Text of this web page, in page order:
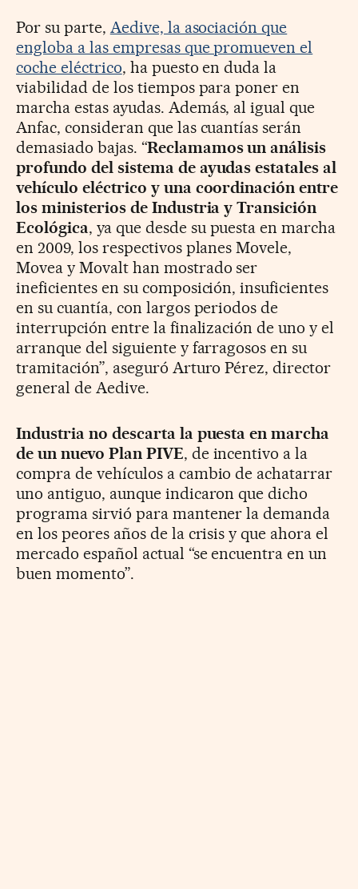
Por su parte, Aedive, la asociación que
engloba a las empresas que promueven el
coche eléctrico, ha puesto en duda la
viabilidad de los tiempos para poner en
marcha estas ayudas. Además, al igual que
Anfac, consideran que las cuantías serán
demasiado bajas. “Reclamamos un análisis
profundo del sistema de ayudas estatales al
vehículo eléctrico y una coordinación entre
los ministerios de Industria y Transición
Ecológica, ya que desde su puesta en marcha
en 2009, los respectivos planes Movele,
Movea y Movalt han mostrado ser
ineficientes en su composición, insuficientes
en su cuantía, con largos periodos de
interrupción entre la finalización de uno y el
arranque del siguiente y farragosos en su
tramitación”, aseguró Arturo Pérez, director
general de Aedive.
Industria no descarta la puesta en marcha
de un nuevo Plan PIVE, de incentivo a la
compra de vehículos a cambio de achatarrar
uno antiguo, aunque indicaron que dicho
programa sirvió para mantener la demanda
en los peores años de la crisis y que ahora el
mercado español actual “se encuentra en un
buen momento”.